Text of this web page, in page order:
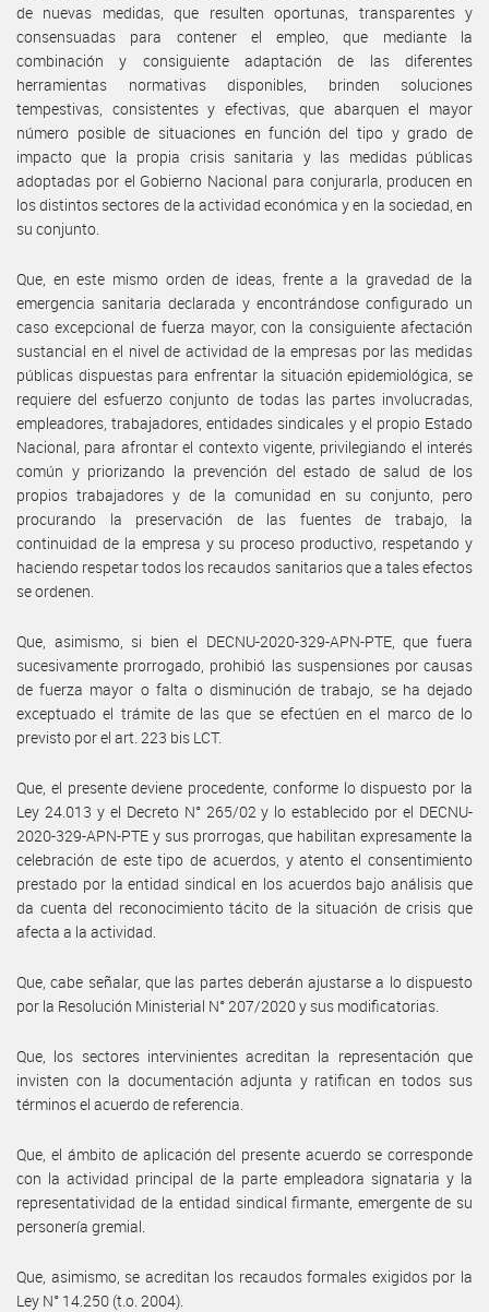
de nuevas medidas, que resulten oportunas, transparentes y
consensuadas para contener el empleo, que mediante la
combinación y consiguiente adaptación de las diferentes
herramientas normativas disponibles, brinden soluciones
tempestivas, consistentes y efectivas, que abarquen el mayor
número posible de situaciones en función del tipo y grado de
impacto que la propia crisis sanitaria y las medidas públicas
adoptadas por el Gobierno Nacional para conjurarla, producen en
los distintos sectores de la actividad económica y en la sociedad, en
su conjunto.
Que, en este mismo orden de ideas, frente a la gravedad de la
emergencia sanitaria declarada y encontrándose configurado un
caso excepcional de fuerza mayor, con la consiguiente afectación
sustancial en el nivel de actividad de la empresas por las medidas
públicas dispuestas para enfrentar la situación epidemiológica, se
requiere del esfuerzo conjunto de todas las partes involucradas,
empleadores, trabajadores, entidades sindicales y el propio Estado
Nacional, para afrontar el contexto vigente, privilegiando el interés
común y priorizando la prevención del estado de salud de los
propios trabajadores y de la comunidad en su conjunto, pero
procurando la preservación de las fuentes de trabajo, la
continuidad de la empresa y su proceso productivo, respetando y
haciendo respetar todos los recaudos sanitarios que a tales efectos
se ordenen.
Que, asimismo, si bien el DECNU-2020-329-APN-PTE, que fuera
sucesivamente prorrogado, prohibió las suspensiones por causas
de fuerza mayor o falta o disminución de trabajo, se ha dejado
exceptuado el trámite de las que se efectúen en el marco de lo
previsto por el art. 223 bis LCT.
Que, el presente deviene procedente, conforme lo dispuesto por la
Ley 24.013 y el Decreto N° 265/02 y lo establecido por el DECNU-
2020-329-APN-PTE y sus prorrogas, que habilitan expresamente la
celebración de este tipo de acuerdos, y atento el consentimiento
prestado por la entidad sindical en los acuerdos bajo análisis que
da cuenta del reconocimiento tácito de la situación de crisis que
afecta a la actividad.
Que, cabe señalar, que las partes deberán ajustarse a lo dispuesto
por la Resolución Ministerial N° 207/2020 y sus modificatorias.
Que, los sectores intervinientes acreditan la representación que
invisten con la documentación adjunta y ratifican en todos sus
términos el acuerdo de referencia.
Que, el ámbito de aplicación del presente acuerdo se corresponde
con la actividad principal de la parte empleadora signataria y la
representatividad de la entidad sindical firmante, emergente de su
personería gremial.
Que, asimismo, se acreditan los recaudos formales exigidos por la
Ley N° 14.250 (t.o. 2004).